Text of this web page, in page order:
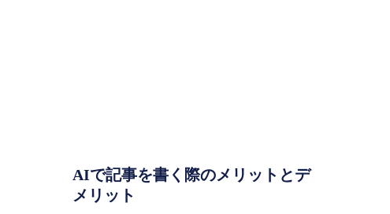
AIで記事を書く際のメリットとデ
メリット